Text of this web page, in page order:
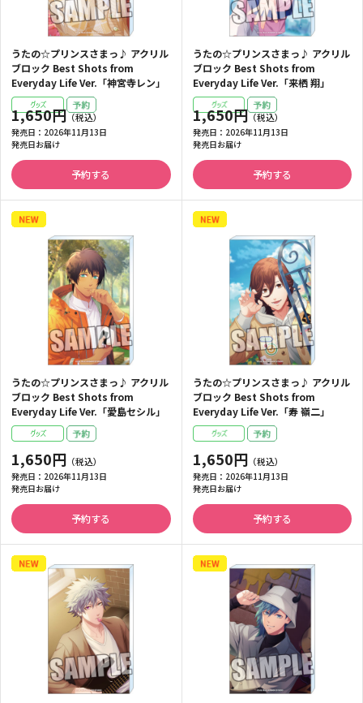
うたの☆プリンスさまっ♪ アクリル
ブロック Best Shots from
Everyday Life Ver.「神宮寺レン」
1,650円
発売日： 2026年11月13日
発売日お届け
予約する
うたの☆プリンスさまっ♪ アクリル
ブロック Best Shots from
Everyday Life Ver.「来栖 翔」
1,650円
発売日： 2026年11月13日
発売日お届け
予約する
うたの☆プリンスさまっ♪ アクリル
ブロック Best Shots from
Everyday Life Ver.「愛島セシル」
1,650円
発売日： 2026年11月13日
発売日お届け
予約する
うたの☆プリンスさまっ♪ アクリル
ブロック Best Shots from
Everyday Life Ver.「寿 嶺二」
1,650円
発売日： 2026年11月13日
発売日お届け
予約する